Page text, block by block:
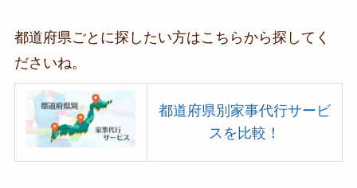
都道府県ごとに探したい方はこちらから探してく
ださいね。
都道府県別家事代行サービ
スを比較！